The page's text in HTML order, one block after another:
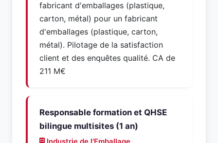
fabricant d'emballages (plastique,
carton, métal) pour un fabricant
d'emballages (plastique, carton,
métal). Pilotage de la satisfaction
client et des enquêtes qualité. CA de
211 M€
Responsable formation et QHSE
bilingue multisites (1 an)